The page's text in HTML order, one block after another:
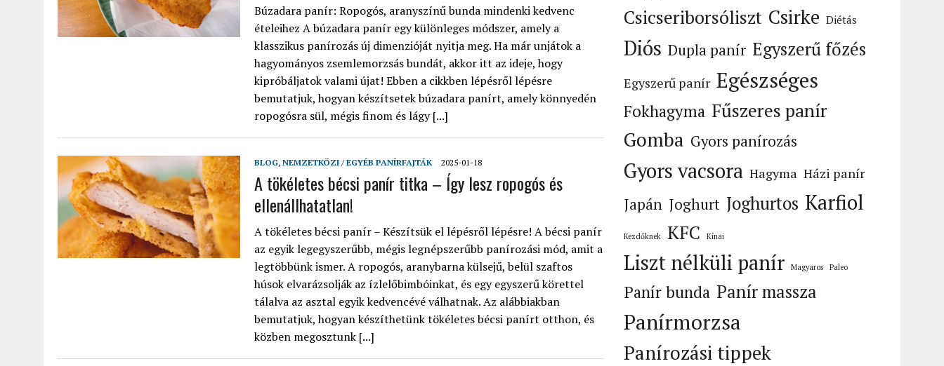
Búzadara panír: Ropogós, aranyszínű bunda mindenki kedvenc
ételeihez A búzadara panír egy különleges módszer, amely a
klasszikus panírozás új dimenzióját nyitja meg. Ha már unjátok a
hagyományos zsemlemorzsás bundát, akkor itt az ideje, hogy
kipróbáljatok valami újat! Ebben a cikkben lépésről lépésre
bemutatjuk, hogyan készítsetek búzadara panírt, amely könnyedén
ropogósra sül, mégis finom és lágy [...]
BLOG, NEMZETKÖZI / EGYÉB PANÍRFAJTÁK 2025-01-18
A tökéletes bécsi panír titka – Így lesz ropogós és
ellenállhatatlan!
A tökéletes bécsi panír – Készítsük el lépésről lépésre! A bécsi panír
az egyik legegyszerűbb, mégis legnépszerűbb panírozási mód, amit a
legtöbbünk ismer. A ropogós, aranybarna külsejű, belül szaftos
húsok elvarázsolják az ízlelőbimbóinkat, és egy egyszerű körettel
tálalva az asztal egyik kedvencévé válhatnak. Az alábbiakban
bemutatjuk, hogyan készíthetünk tökéletes bécsi panírt otthon, és
közben megosztunk [...]
Csicseriborsóliszt Csirke Diétás
Diós Dupla panír Egyszerű főzés
Egyszerű panír Egészséges
Fokhagyma Fűszeres panír
Gomba Gyors panírozás
Gyors vacsora Hagyma Házi panír
Japán Joghurt Joghurtos Karfiol
Kezdőknek KFC Kínai
Liszt nélküli panír Magyaros Paleo
Panír bunda Panír massza
Panírmorzsa
Panírozási tippek